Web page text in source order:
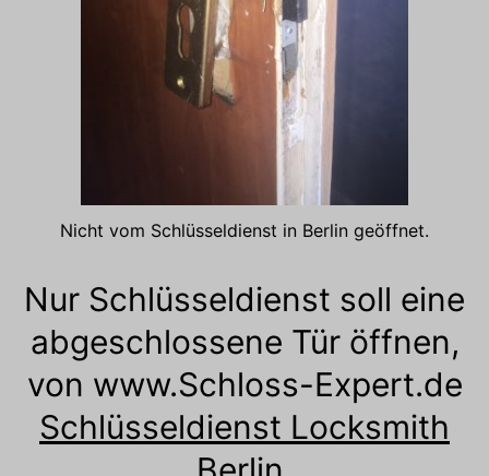
Nicht vom Schlüsseldienst in Berlin geöffnet.
Nur Schlüsseldienst soll eine
abgeschlossene Tür öffnen,
von www.Schloss-Expert.de
Schlüsseldienst Locksmith